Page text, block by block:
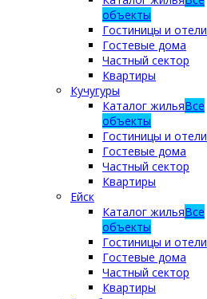
объекты
Гостиницы и отели
Гостевые дома
Частный сектор
Квартиры
Кучугуры
Каталог жильяВсе
объекты
Гостиницы и отели
Гостевые дома
Частный сектор
Квартиры
Ейск
Каталог жильяВсе
объекты
Гостиницы и отели
Гостевые дома
Частный сектор
Квартиры